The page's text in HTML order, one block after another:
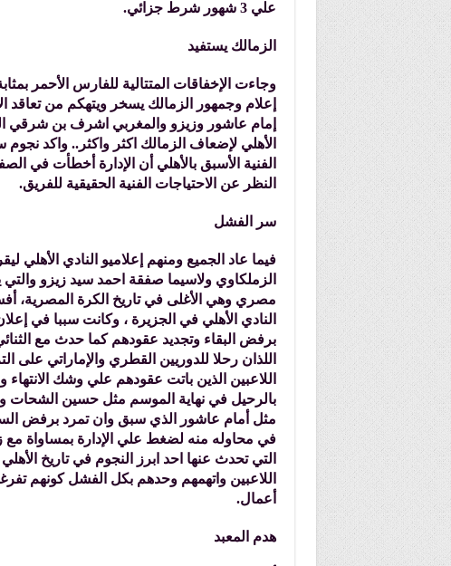
علي 3 شهور شرط جزائي.
الزمالك يستفيد
وجاءت الإخفاقات المتتالية للفارس الأحمر
إعلام وجمهور الزمالك يسخر ويتهكم من تعاقد
إمام عاشور وزيزو والمغربي اشرف بن شرقي
الأهلي لإضعاف الزمالك اكثر واكثر.. واكد
الفنية الأسبق بالأهلي أن الإدارة أخطأت في
النظر عن الاحتياجات الفنية الحقيقية للفريق.
سر الفشل
فيما عاد الجميع ومنهم إعلاميو النادي الأهلي
مصري وهي الأغلى في تاريخ الكرة المصرية،
النادي الأهلي في الجزيرة ، وكانت سببا في
برفض البقاء وتجديد عقودهم كما حدث مع
اللذان رحلا للدوريين القطري والإماراتي على
اللاعبين الذين باتت عقودهم علي وشك الانتهاء
بالرحيل في نهاية الموسم مثل حسين الشحات
مثل أمام عاشور الذي سبق وان تمرد برفض
في محاوله منه لضغط علي الإدارة بمساواة مع
التي تحدث عنها احد ابرز النجوم في تاريخ
اللاعبين واتهمهم وحدهم بكل الفشل كونهم
أعمال.
هدم المعبد